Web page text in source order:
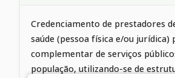
Credenciamento de prestadores
saúde (pessoa física e/ou jurídica)
complementar de serviços
população, utilizando-se de